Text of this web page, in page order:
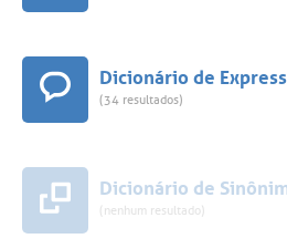
Dicionário de
(34 resultados)
Dicionário de
(nenhum resultado)